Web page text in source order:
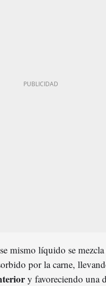
mismo líquido se
por la carne,
y favoreciendo una